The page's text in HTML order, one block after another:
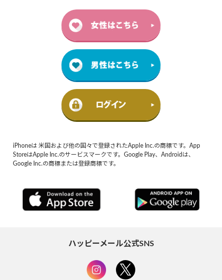
iPhoneは 米国および他の国々で登録されたApple Inc.の商標です。App
StoreはApple Inc.のサービスマークです。Google Play、Androidは、
Google Inc.の商標または登録商標です。
ハッピーメール公式SNS